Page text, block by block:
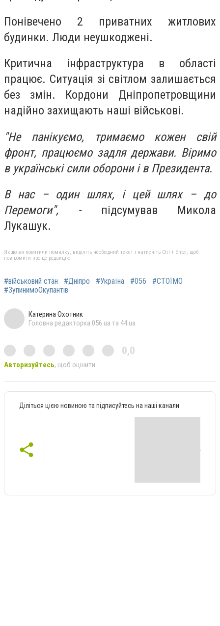
Понівечено 2 приватних житлових
будинки. Люди неушкоджені.
Критична інфраструктура в області
працює. Ситуація зі світлом залишається
без змін. Кордони Дніпропетровщини
надійно захищають наші військові.
"Не панікуємо, тримаємо кожен свій
фронт, працюємо задля держави. Віримо
в українські сили оборони і в Президента.
В нас – один шлях, і цей шлях – до
Перемоги", -підсумував Микола
Лукашук.
Якщо ви помітили помилку, виділіть необхідний текст і натисніть Ctrl + Enter, щоб
повідомити про це редакцію
#військовий стан #Дніпро #Україна #056
#СТОЇМО
#ЗупинимоОкупантів
Катерина Охотник
Головна редакторка 056.ua та 44.ua
0,0
Авторизуйтесь, щоб оцінити
Діліться цією новиною та підписуйтесь на наші канали